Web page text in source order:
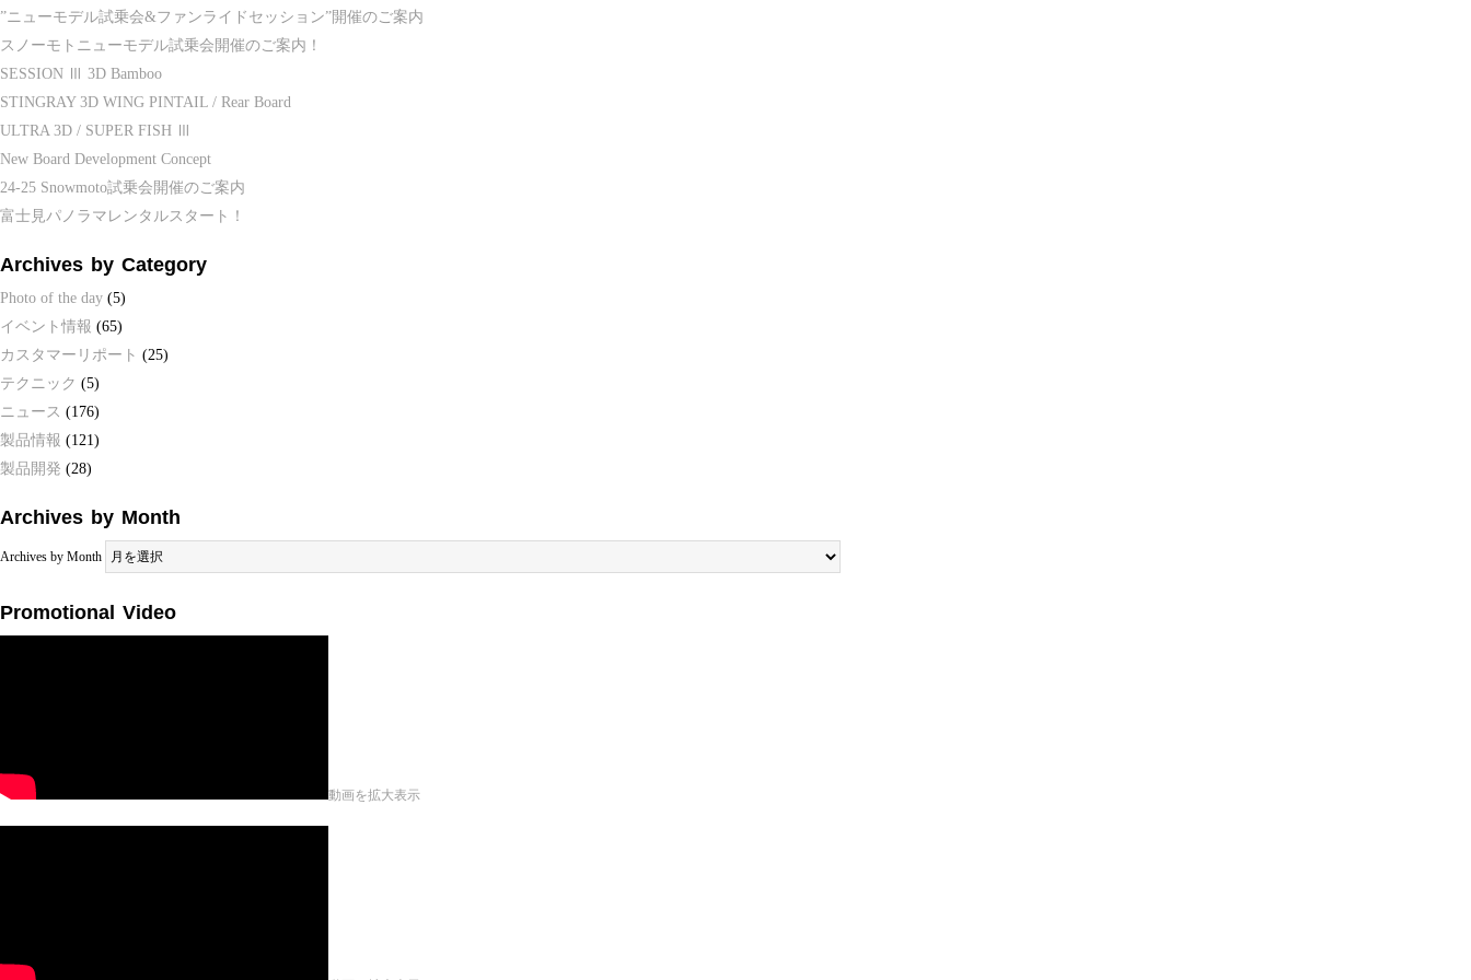
”ニューモデル試乗会&ファンライドセッション”開催のご案内
スノーモトニューモデル試乗会開催のご案内！
SESSION Ⅲ 3D Bamboo
STINGRAY 3D WING PINTAIL / Rear Board
ULTRA 3D / SUPER FISH Ⅲ
New Board Development Concept
24-25 Snowmoto試乗会開催のご案内
富士見パノラマレンタルスタート！
Archives by Category
Photo of the day (5)
イベント情報 (65)
カスタマーリポート (25)
テクニック (5)
ニュース (176)
製品情報 (121)
製品開発 (28)
Archives by Month
Archives by Month
Promotional Video
動画を拡大表示